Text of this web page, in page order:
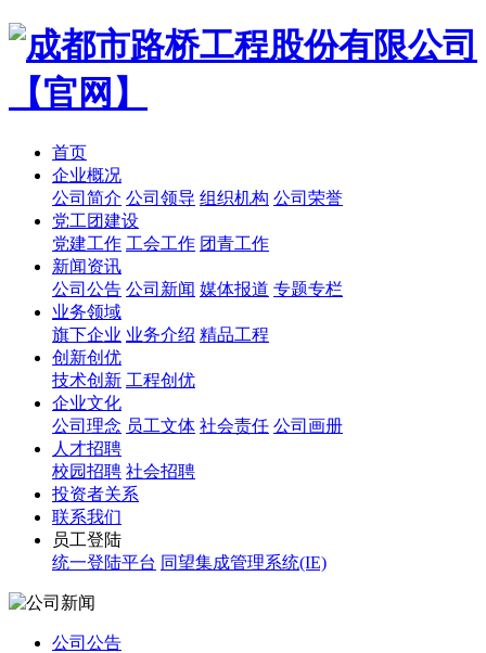
首页
企业概况
公司简介 公司领导 组织机构 公司荣誉
党工团建设
党建工作 工会工作 团青工作
新闻资讯
公司公告 公司新闻 媒体报道 专题专栏
业务领域
旗下企业 业务介绍 精品工程
创新创优
技术创新 工程创优
企业文化
公司理念 员工文体 社会责任 公司画册
人才招聘
校园招聘 社会招聘
投资者关系
联系我们
员工登陆
统一登陆平台 同望集成管理系统(IE)
公司公告